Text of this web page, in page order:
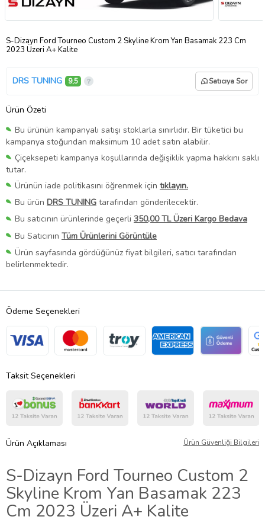
S-Dizayn Ford Tourneo Custom 2 Skyline Krom Yan Basamak 223 Cm
2023 Üzeri A+ Kalite
DRS TUNING 9,5 Satıcıya Sor
Ürün Özeti
Bu ürünün kampanyalı satışı stoklarla sınırlıdır. Bir tüketici bu
kampanya stoğundan maksimum 10 adet satın alabilir.
Çiçeksepeti kampanya koşullarında değişiklik yapma hakkını saklı
tutar.
Ürünün iade politikasını öğrenmek için tıklayın.
Bu ürün DRS TUNING tarafından gönderilecektir.
Bu satıcının ürünlerinde geçerli 350,00 TL Üzeri Kargo Bedava
Bu Satıcının Tüm Ürünlerini Görüntüle
Ürün sayfasında gördüğünüz fiyat bilgileri, satıcı tarafından
belirlenmektedir.
Ödeme Seçenekleri
Taksit Seçenekleri
Ürün Açıklaması Ürün Güvenliği Bilgileri
S-Dizayn Ford Tourneo Custom 2
Skyline Krom Yan Basamak 223
Cm 2023 Üzeri A+ Kalite